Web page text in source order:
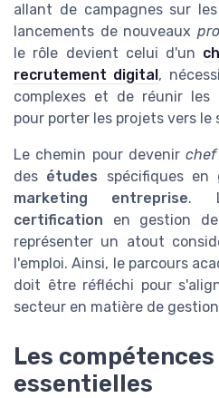
allant de campagnes sur les
lancements de nouveaux
le rôle devient celui d'un
recrutement digital ,
complexes et de réunir les
pour porter les projets vers le
Le chemin pour devenir
des études spécifiques
marketing entreprise.
certification en gestion
représenter un atout
l'emploi. Ainsi, le parcours
doit être réfléchi pour
secteur en matière de
Les
essentielles